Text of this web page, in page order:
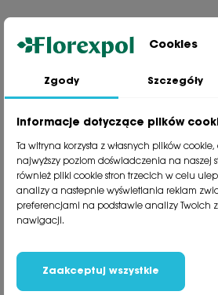
Jesteśmy wiodącą firmą wysyłkową roślin na
30 lat dzielimy się z naszymi Klientami naszą
81 533 23 05
phone81 533 30 50
phone 81 533 82 20
Polecane kategorie
Informacje
Cookies
Zgody Szczegóły
Informacje dotyczące plików
Ta witryna korzysta z własnych plików
najwyższy poziom doświadczenia na naszej
również pliki cookie stron trzecich w celu
analizy a nastepnie wyświetlania reklam
preferencjami na podstawie analizy Twoich
nawigacji.
Zaakceptuj wszystkie